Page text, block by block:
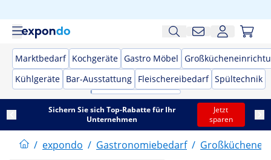
Marktbedarf Kochgeräte Gastro Möbel
Kühlgeräte Bar-Ausstattung Fleischereibedarf Spültechnik
Sichern Sie sich Top-Rabatte für Ihr
Unternehmen
Jetzt
sparen
/ expondo / Gastronomiebedarf /